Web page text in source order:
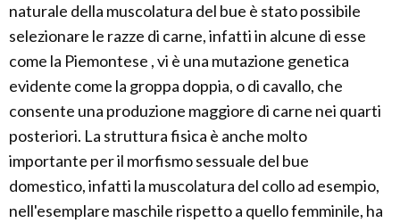
naturale della muscolatura del bue è stato possibile
selezionare le razze di carne, infatti in alcune di esse
come la Piemontese , vi è una mutazione genetica
evidente come la groppa doppia, o di cavallo, che
consente una produzione maggiore di carne nei quarti
posteriori. La struttura fisica è anche molto
importante per il morfismo sessuale del bue
domestico, infatti la muscolatura del collo ad esempio,
nell'esemplare maschile rispetto a quello femminile, ha